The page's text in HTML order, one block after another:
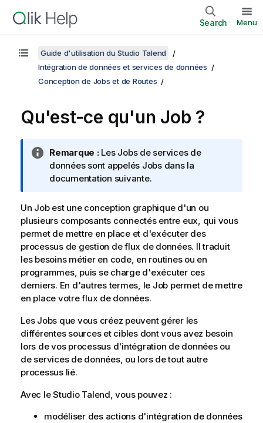
Search Menu
Guide d'utilisation du Studio Talend
Intégration de données et services de données
Conception de Jobs et de Routes
Qu'est-ce qu'un Job ?
N
o
t
n
f
o
r
m
a
t
o
n
s
Remarque :Les Jobs de services de
données sont appelés Jobs dans la
documentation suivante.
Un Job est une conception graphique d'un ou
plusieurs composants connectés entre eux, qui vous
permet de mettre en place et d'exécuter des
processus de gestion de flux de données. Il traduit
les besoins métier en code, en routines ou en
programmes, puis se charge d'exécuter ces
derniers. En d'autres termes, le Job permet de mettre
en place votre flux de données.
Les Jobs que vous créez peuvent gérer les
différentes sources et cibles dont vous avez besoin
lors de vos processus d'intégration de données ou
de services de données, ou lors de tout autre
processus lié.
Avec leStudio Talend, vous pouvez :
modéliser des actions d'intégration de données